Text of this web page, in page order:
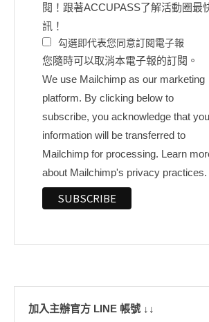
閱！跟著ACCUPASS了解活動圈最
訊！
勾選即代表您同意訂閱電子報
您隨時可以取消本電子報的訂閱。
We use Mailchimp as our marketing
platform. By clicking below to
subscribe, you acknowledge that
information will be transferred to
Mailchimp for processing. Learn
about Mailchimp's privacy practices.
加入主辦官方 LINE 帳號 ↓↓